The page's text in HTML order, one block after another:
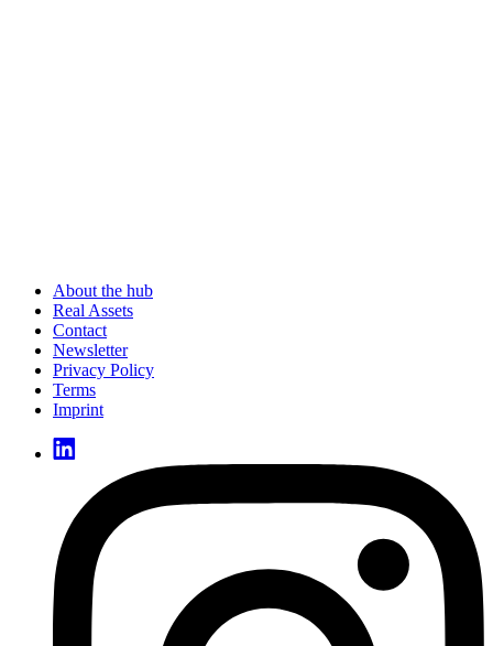
About the hub
Real Assets
Contact
Newsletter
Privacy Policy
Terms
Imprint